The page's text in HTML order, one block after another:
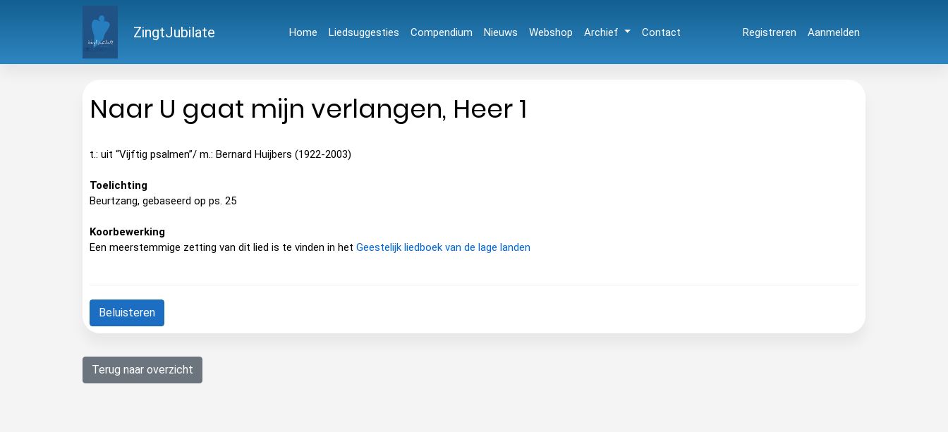
ZingtJubilate Home Liedsuggesties Compendium Nieuws Webshop Archief Contact Registreren Aanmelden
Naar U gaat mijn verlangen, Heer 1
t.: uit “Vijftig psalmen”/ m.: Bernard Huijbers (1922-2003)
Toelichting
Beurtzang, gebaseerd op ps. 25
Koorbewerking
Een meerstemmige zetting van dit lied is te vinden in het Geestelijk liedboek van de lage landen
Beluisteren
Terug naar overzicht